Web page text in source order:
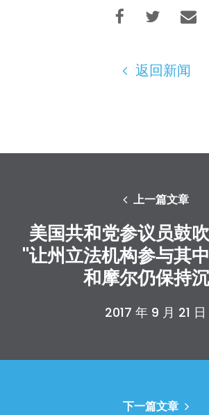
返回新闻
上一篇文章
美国共和党参议员鼓
"让州立法机构参与其
和摩尔仍保持
2017 年 9 月 21 日
下一篇文章